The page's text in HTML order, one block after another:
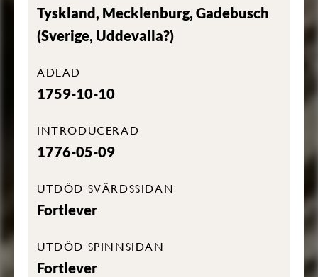
Tyskland, Mecklenburg, Gadebusch
(Sverige, Uddevalla?)
ADLAD
1759-10-10
INTRODUCERAD
1776-05-09
UTDÖD SVÄRDSSIDAN
Fortlever
UTDÖD SPINNSIDAN
Fortlever